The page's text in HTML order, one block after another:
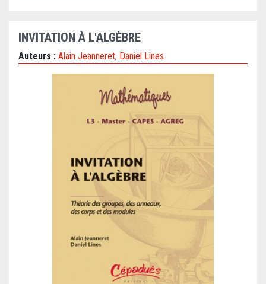
INVITATION À L'ALGÈBRE
Auteurs : Alain Jeanneret, Daniel Lines